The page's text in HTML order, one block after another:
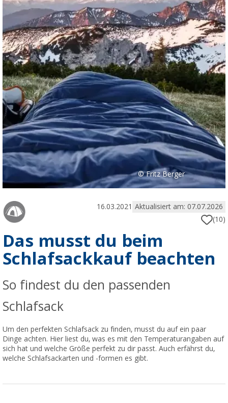
© Fritz Berger
16.03.2021 Aktualisiert am: 07.07.2026
(10)
Das musst du beim
Schlafsackkauf beachten
So findest du den passenden
Schlafsack
Um den perfekten Schlafsack zu finden, musst du auf ein paar
Dinge achten. Hier liest du, was es mit den Temperaturangaben auf
sich hat und welche Größe perfekt zu dir passt. Auch erfährst du,
welche Schlafsackarten und -formen es gibt.